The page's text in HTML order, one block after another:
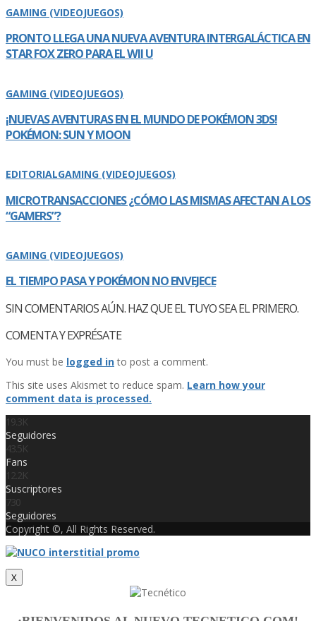
GAMING (VIDEOJUEGOS)
PRONTO LLEGA UNA NUEVA AVENTURA INTERGALÁCTICA EN
STAR FOX ZERO PARA EL WII U
GAMING (VIDEOJUEGOS)
¡NUEVAS AVENTURAS EN EL MUNDO DE POKÉMON 3DS!
POKÉMON: SUN Y MOON
EDITORIALGAMING (VIDEOJUEGOS)
MICROTRANSACCIONES ¿CÓMO LAS MISMAS AFECTAN A LOS
“GAMERS”?
GAMING (VIDEOJUEGOS)
EL TIEMPO PASA Y POKÉMON NO ENVEJECE
SIN COMENTARIOS AÚN. HAZ QUE EL TUYO SEA EL PRIMERO.
COMENTA Y EXPRÉSATE
You must be logged into post a comment.
This site uses Akismet to reduce spam. Learn how your
comment data is processed.
19.3K
Seguidores
43.5K
Fans
12.2K
Suscriptores
730
Seguidores
Copyright ©, All Rights Reserved.
X